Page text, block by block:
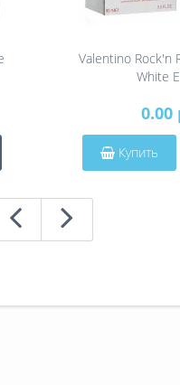
Valentino Rock'n
White
0.00
Купить